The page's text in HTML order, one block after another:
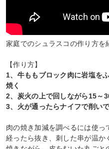
家庭でのシュラスコの作り方を
【作り方】
1、牛ももブロック肉に岩塩を
焼く
2、炭火の上で回しながら15～
3、火が通ったらナイフで削い
肉の焼き加減を調べるには使
経ったら抜き、刺した串が温か